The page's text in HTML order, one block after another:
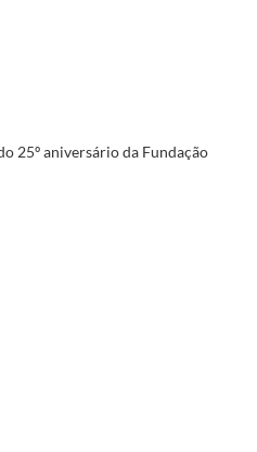
de 2014
de 2014
2014
von der Leyen, no Palácio da Cidadela de
25º aniversário da Fundação